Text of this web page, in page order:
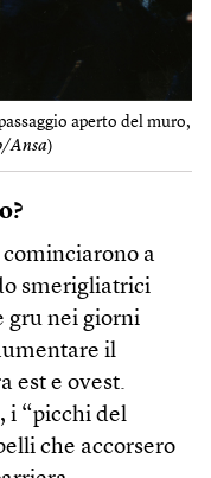
aperto del muro,
Ansa)
a
smerigliatrici
gru nei giorni
il
est e ovest.
, i “picchi del
che accorsero